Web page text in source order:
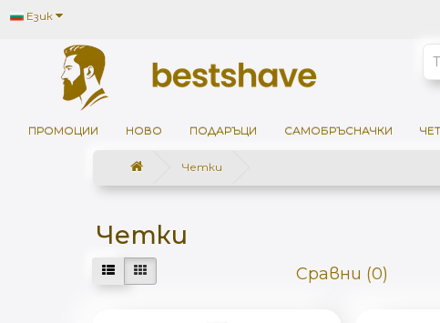
Език
ПРОМОЦИИ НОВО ПОДАРЪЦИ САМОБРЪСНАЧКИ
Четки
Четки
Сравни (0)